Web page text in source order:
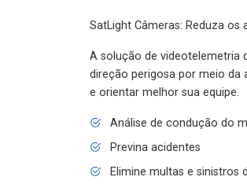
SatLight Câmeras: Reduza
A solução de videotelemetria
direção perigosa por meio da
e orientar melhor sua equipe.
Análise de condução do
Previna acidentes
Elimine multas e sinistros